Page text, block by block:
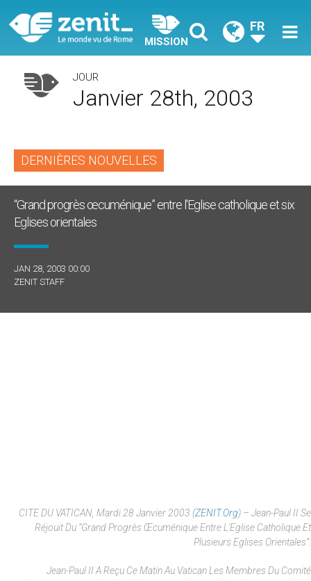
MISSION
FR
JOUR
Janvier 28th, 2003
DERNIÈRES NOUVELLES
“Grand progrès œcuménique” entre l'Eglise catholique et six
Eglises orientales
JAN 28, 2003 00:00
ZENIT STAFF
CITE DU VATICAN, Mardi 28 Janvier 2003 (ZENIT.org) – Jean-Paul II Se
Réjouit Du “grand Progrès Œcuménique Entre L'Eglise Catholique Et
Plusieurs Eglises Orientales”.
Jean-Paul II A Reçu Ce Matin Au Vatican Les Membres Du Comité